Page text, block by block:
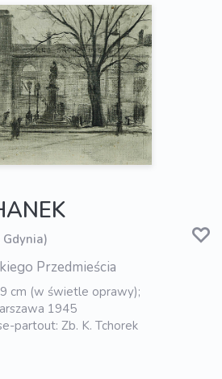
Przedmieścia
cm (w świetle oprawy);
1945
partout: Zb. K. Tchorek